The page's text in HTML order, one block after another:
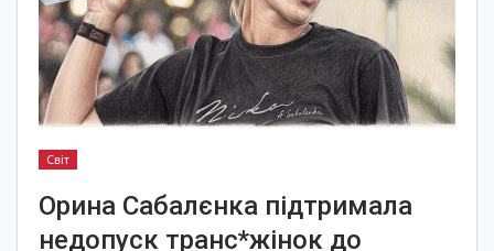
Світ
Орина Сабалєнка підтримала
недопуск транс*жінок до